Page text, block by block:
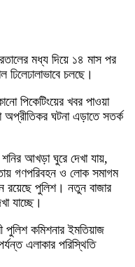
মধ্য দিয়ে ১৪ মাস পর
চলছে।
পিকেটিংয়ের খবর পাওয়া
ঘটনা এড়াতে সতর্ক
শনির আখড়া ঘুরে দেখা যায়,
গণপরিবহন ও লোক সমাগম
পুলিশ। নতুন বাজার
যাচ্ছে।
পুলিশ কমিশনার ইমতিয়াজ
এলাকার পরিস্থিতি